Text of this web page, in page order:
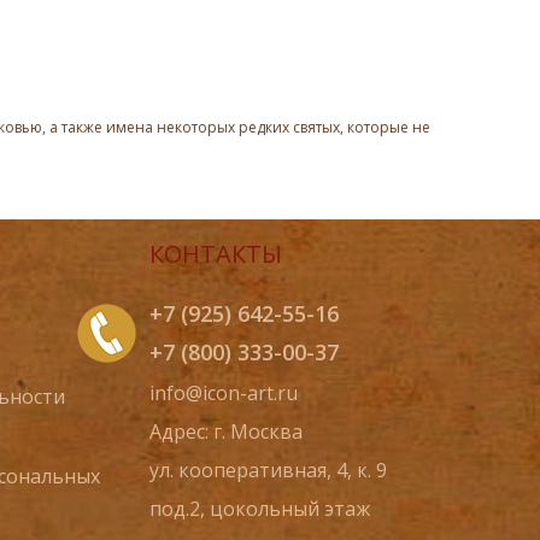
а также имена некоторых редких святых, которые не
КОНТАКТЫ
+7 (925) 642-55-16
+7 (800) 333-00-37
info@icon-art.ru
Адрес: г. Москва
ул. кооперативная, 4, к. 9
под.2, цокольный этаж